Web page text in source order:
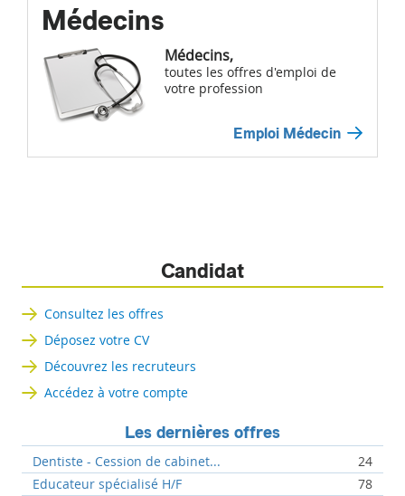
Médecins
Médecins,
toutes les offres d'emploi de
votre profession
Emploi Médecin
Candidat
Consultez les offres
Déposez votre CV
Découvrez les recruteurs
Accédez à votre compte
Les dernières offres
Dentiste - Cession de cabinet...
24
Educateur spécialisé H/F
78